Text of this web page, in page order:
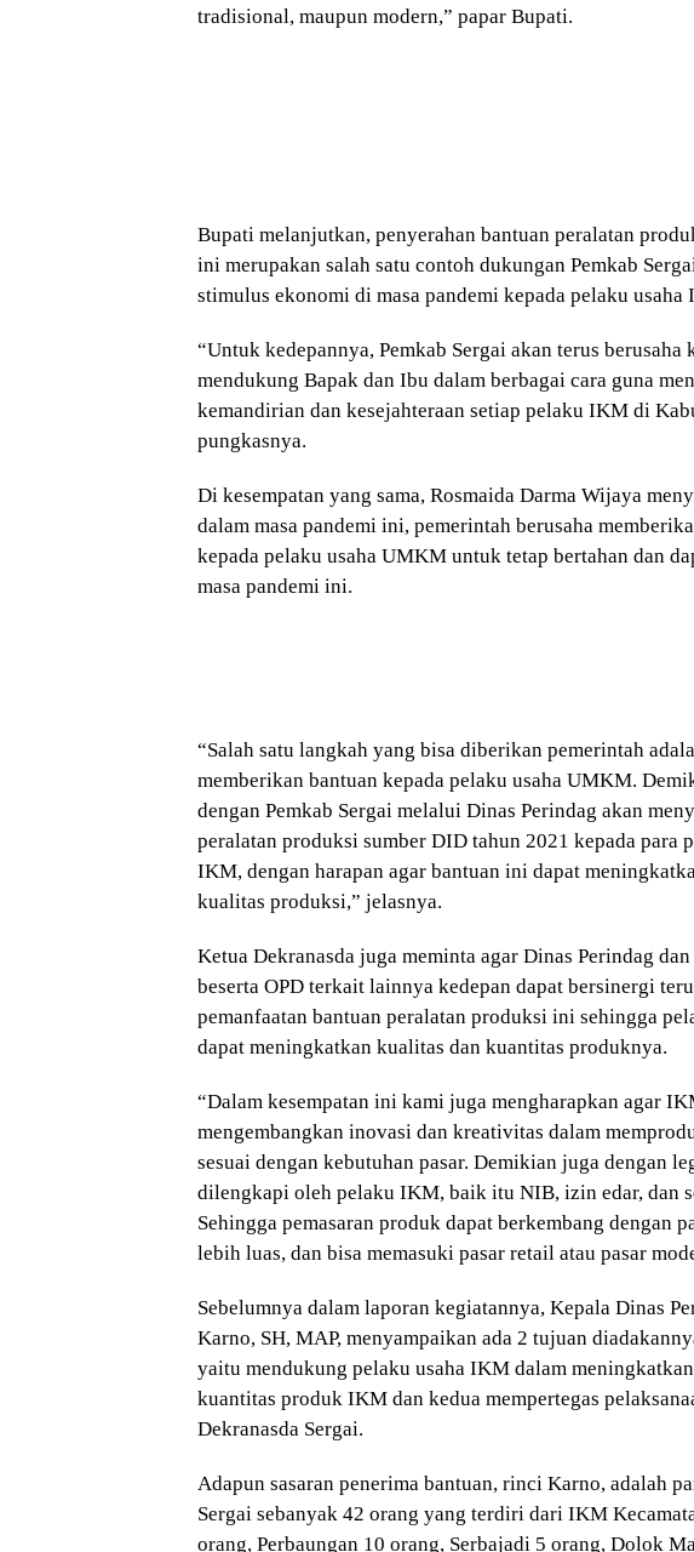
tradisional, maupun modern,” papar Bupati.
Bupati melanjutkan, penyerahan bantuan peralatan
ini merupakan salah satu contoh dukungan Pemkab
stimulus ekonomi di masa pandemi kepada pelaku usaha
“Untuk kedepannya, Pemkab Sergai akan terus berusaha
mendukung Bapak dan Ibu dalam berbagai cara guna
kemandirian dan kesejahteraan setiap pelaku IKM di
pungkasnya.
Di kesempatan yang sama, Rosmaida Darma Wijaya
dalam masa pandemi ini, pemerintah berusaha
kepada pelaku usaha UMKM untuk tetap bertahan dan
masa pandemi ini.
“Salah satu langkah yang bisa diberikan pemerintah
memberikan bantuan kepada pelaku usaha UMKM.
dengan Pemkab Sergai melalui Dinas Perindag akan
peralatan produksi sumber DID tahun 2021 kepada para
IKM, dengan harapan agar bantuan ini dapat
kualitas produksi,” jelasnya.
Ketua Dekranasda juga meminta agar Dinas Perindag
beserta OPD terkait lainnya kedepan dapat bersinergi
pemanfaatan bantuan peralatan produksi ini sehingga
dapat meningkatkan kualitas dan kuantitas produknya.
“Dalam kesempatan ini kami juga mengharapkan agar
mengembangkan inovasi dan kreativitas dalam
sesuai dengan kebutuhan pasar. Demikian juga dengan
dilengkapi oleh pelaku IKM, baik itu NIB, izin edar, dan
Sehingga pemasaran produk dapat berkembang dengan
lebih luas, dan bisa memasuki pasar retail atau pasar
Sebelumnya dalam laporan kegiatannya, Kepala Dinas
Karno, SH, MAP, menyampaikan ada 2 tujuan
yaitu mendukung pelaku usaha IKM dalam
kuantitas produk IKM dan kedua mempertegas
Dekranasda Sergai.
Adapun sasaran penerima bantuan, rinci Karno, adalah
Sergai sebanyak 42 orang yang terdiri dari IKM
orang, Perbaungan 10 orang, Serbajadi 5 orang, Dolok